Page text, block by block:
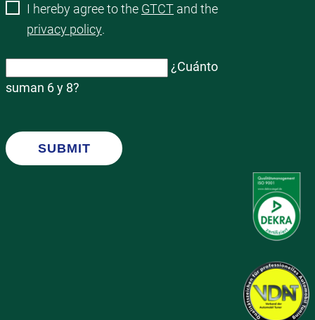
I hereby agree to the GTCT and the
privacy policy.
¿Cuánto
suman 6 y 8?
SUBMIT